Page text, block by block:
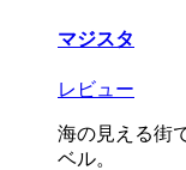
マジスタ
レビュー
海の見える街
ベル。